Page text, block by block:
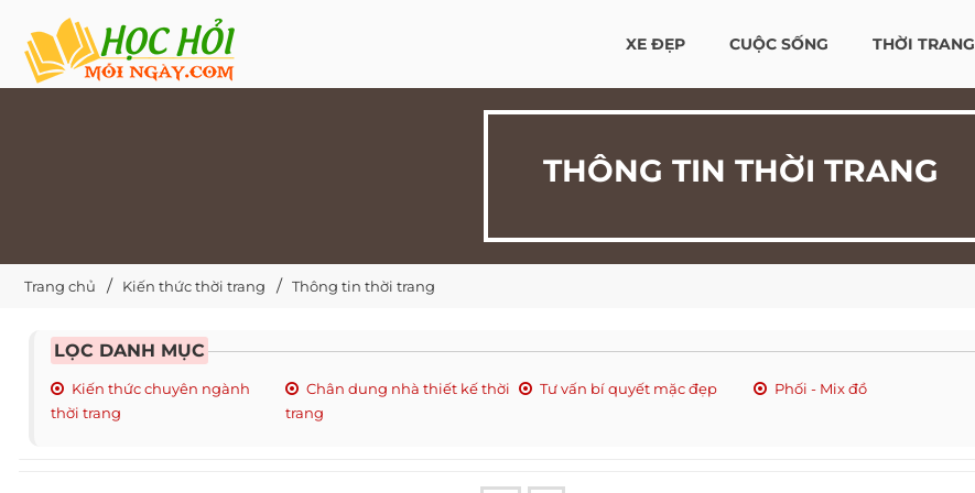
XE ĐẸP CUỘC SỐNG THỜI TRANG
THÔNG TIN THỜI TRANG
Trang chủ Kiến thức thời trang Thông tin thời trang
LỌC DANH MỤC
Kiến thức chuyên ngành
thời trang
Chân dung nhà thiết kế thời
trang
Tư vấn bí quyết mặc đẹp Phối - Mix đồ